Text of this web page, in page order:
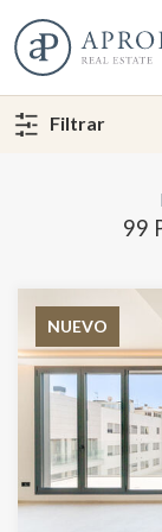
Filtrar
99
NUEVO